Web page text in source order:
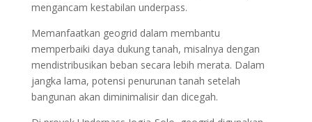
mengancam kestabilan underpass.
Memanfaatkan geogrid dalam membantu
memperbaiki daya dukung tanah, misalnya dengan
mendistribusikan beban secara lebih merata. Dalam
jangka lama, potensi penurunan tanah setelah
bangunan akan diminimalisir dan dicegah.